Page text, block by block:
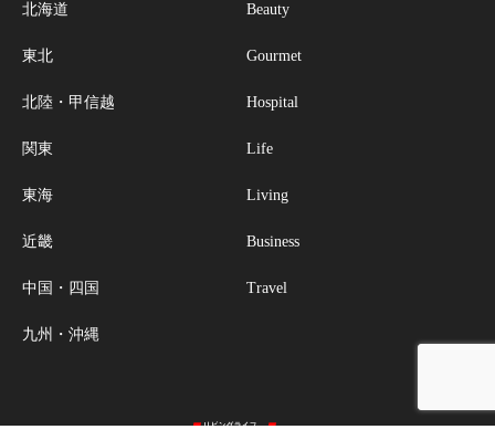
北海道
東北
北陸・甲信越
関東
東海
近畿
中国・四国
九州・沖縄
Beauty
Gourmet
Hospital
Life
Living
Business
Travel